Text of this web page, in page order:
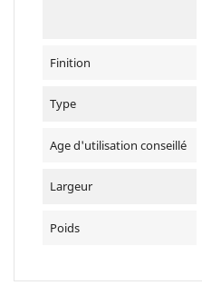
Finition
Type
Age d'utilisation conseillé
Largeur
Poids